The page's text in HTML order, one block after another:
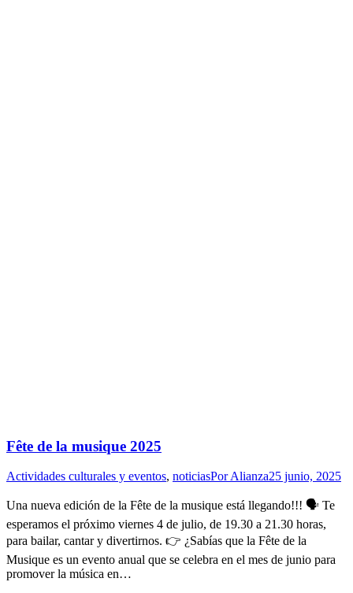
Fête de la musique 2025
Actividades culturales y eventos, noticiasPorAlianza25 junio, 2025
Una nueva edición de la Fête de la musique está llegando!!! 🗣 Te
esperamos el próximo viernes 4 de julio, de 19.30 a 21.30 horas,
para bailar, cantar y divertirnos. 👉 ¿Sabías que la Fête de la
Musique es un evento anual que se celebra en el mes de junio para
promover la música en…